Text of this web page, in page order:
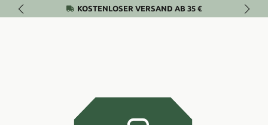
Zum Hauptinhalt springenKOSTENLOSER VERSAND AB 35 €